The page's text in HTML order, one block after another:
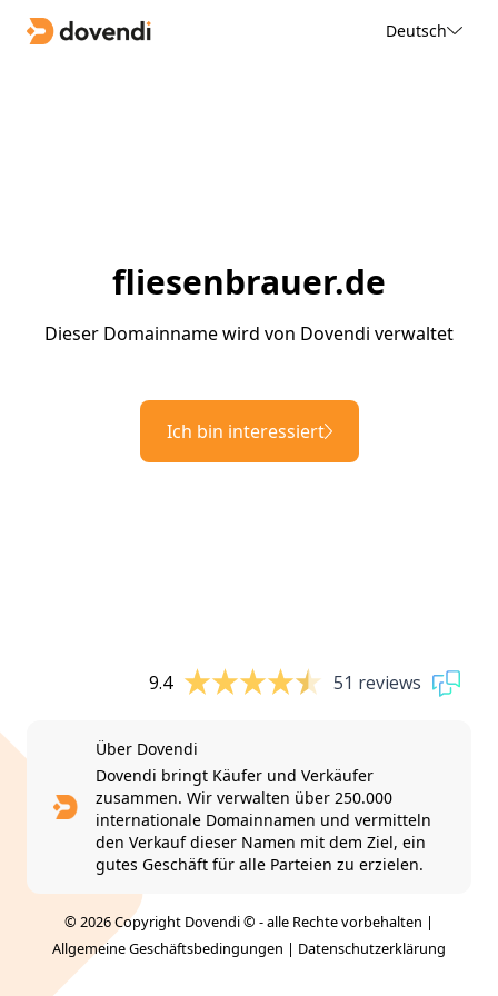
Deutsch
fliesenbrauer.de
Dieser Domainname wird von Dovendi verwaltet
Ich bin interessiert
9.4 51 reviews
Über Dovendi
Dovendi bringt Käufer und Verkäufer
zusammen. Wir verwalten über 250.000
internationale Domainnamen und vermitteln
den Verkauf dieser Namen mit dem Ziel, ein
gutes Geschäft für alle Parteien zu erzielen.
© 2026 Copyright Dovendi © - alle Rechte vorbehalten |
Allgemeine Geschäftsbedingungen | Datenschutzerklärung